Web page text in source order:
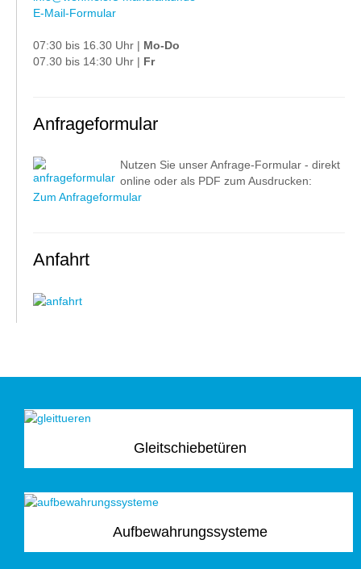
E-Mail-Formular
07:30 bis 16.30 Uhr | Mo-Do
07.30 bis 14:30 Uhr | Fr
Anfrageformular
Nutzen Sie unser Anfrage-Formular - direkt
online oder als PDF zum Ausdrucken:
Zum Anfrageformular
Anfahrt
Gleitschiebetüren
Aufbewahrungssysteme